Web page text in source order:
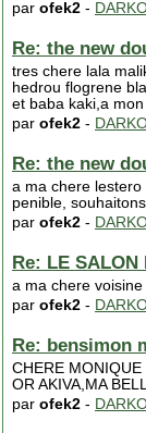
par ofek2 -
Re: the new
tres chere lala
hedrou flogrene
et baba kaki,a
par ofek2 -
Re: the new
a ma chere
penible,
par ofek2 -
Re: LE SALON
a ma chere
par ofek2 -
Re: bensimon
CHERE
OR AKIVA,MA
par ofek2 -